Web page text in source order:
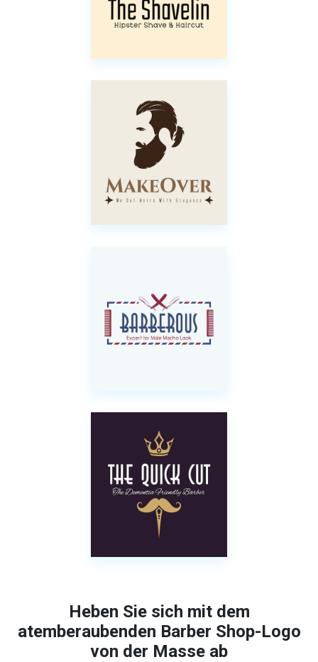
Heben Sie sich mit dem
atemberaubenden Barber Shop-Logo
von der Masse ab